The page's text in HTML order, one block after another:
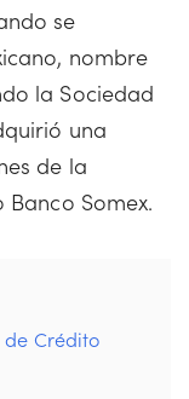
se
nombre
la Sociedad
una
de la
Somex.
Crédito